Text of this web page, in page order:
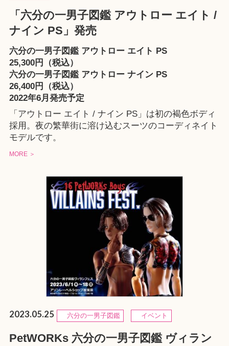
「六分の一男子図鑑 アウトロー エイト /
ナイン PS」発売
六分の一男子図鑑 アウトロー エイト PS
25,300円（税込）
六分の一男子図鑑 アウトロー ナイン PS
26,400円（税込）
2022年6月発売予定
「アウトロー エイト / ナイン PS」は初の褐色ボディ
採用。夜の繁華街に溶け込むスーツのコーディネイト
モデルです。
MORE ＞
2023.05.25 六分の一男子図鑑 イベント
PetWORKs 六分の一男子図鑑 ヴィラン